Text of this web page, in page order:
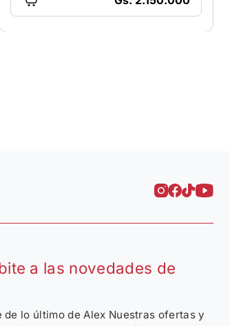
a las novedades de
de lo último de Alex Nuestras ofertas y